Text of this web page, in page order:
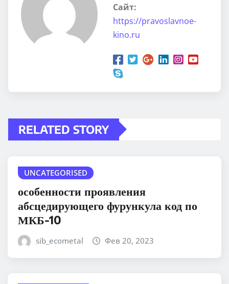
Сайт:
https://pravoslavnoe-
kino.ru
RELATED STORY
UNCATEGORISED
особенности проявления
абсцедирующего фурункула код по
МКБ-10
sib_ecometal Фев 20, 2023